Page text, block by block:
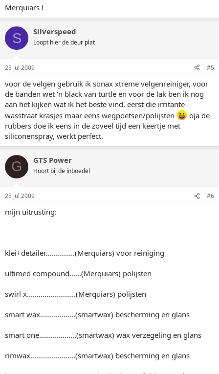
Merquiars !
S Silverspeed
Loopt hier de deur plat
25 jul 2009 #5
voor de velgen gebruik ik sonax xtreme velgenreiniger, voor
de banden wet 'n black van turtle en voor de lak ben ik nog
aan het kijken wat ik het beste vind, eerst die irritante
wasstraat krasjes maar eens wegpoetsen/polijsten
oja de
rubbers doe ik eens in de zoveel tijd een keertje met
siliconenspray, werkt perfect.
G GTS Power
Hoort bij de inboedel
25 jul 2009 #6
mijn uitrusting:
klei+detailer...............(Merquiars) voor reiniging
ultimed compound......(Merquiars) polijsten
swirl x.........................(Merquiars) polijsten
smart wax..................(smartwax) bescherming en glans
smart one...................(smartwax) wax verzegeling en glans
rimwax.......................(smartwax) bescherming en glans